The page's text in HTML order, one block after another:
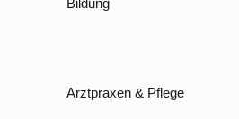
Bildung
Arztpraxen & Pflege